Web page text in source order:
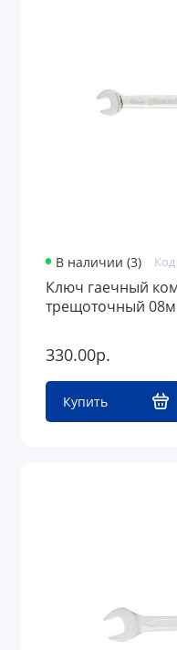
В наличии (3) Код
Ключ гаечный
трещоточный
330.00р.
Купить